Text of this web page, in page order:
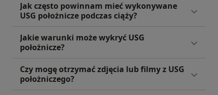
Jak często powinnam mieć wykonywane
USG położnicze podczas ciąży?
Jakie warunki może wykryć USG
położnicze?
Czy mogę otrzymać zdjęcia lub filmy z USG
położniczego?